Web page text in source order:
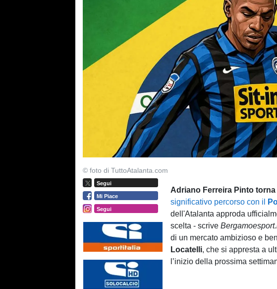
© foto di TuttoAtalanta.com
Segui
Mi Piace
Segui
Adriano Ferreira Pinto
significativo percorso con il
dell'Atalanta approda
scelta - scrive
di un mercato ambizioso e
Locatelli, che si appresta a
l’inizio della prossima